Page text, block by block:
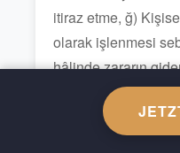
itiraz etme, ğ)
olarak işlenmesi
hâlinde zararın
hakkına sahiptir.
anonimleştirilmiş
bir hakkı